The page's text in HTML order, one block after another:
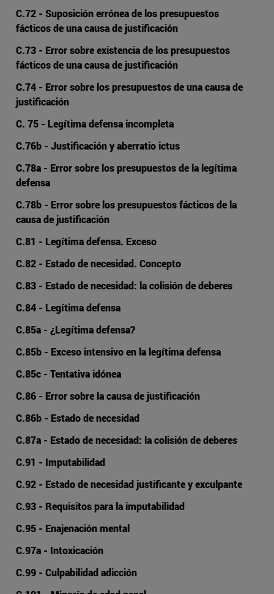
C.72 - Suposición errónea de los presupuestos
fácticos de una causa de justificación
C.73 - Error sobre existencia de los presupuestos
fácticos de una causa de justificación
C.74 - Error sobre los presupuestos de una causa de
justificación
C. 75 - Legítima defensa incompleta
C.76b - Justificación y aberratio ictus
C.78a - Error sobre los presupuestos de la legítima
defensa
C.78b - Error sobre los presupuestos fácticos de la
causa de justificación
C.81 - Legítima defensa. Exceso
C.82 - Estado de necesidad. Concepto
C.83 - Estado de necesidad: la colisión de deberes
C.84 - Legítima defensa
C.85a - ¿Legítima defensa?
C.85b - Exceso intensivo en la legítima defensa
C.85c - Tentativa idónea
C.86 - Error sobre la causa de justificación
C.86b - Estado de necesidad
C.87a - Estado de necesidad: la colisión de deberes
C.91 - Imputabilidad
C.92 - Estado de necesidad justificante y exculpante
C.93 - Requisitos para la imputabilidad
C.95 - Enajenación mental
C.97a - Intoxicación
C.99 - Culpabilidad adicción